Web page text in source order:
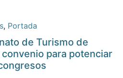
, Portada
de Turismo de
para potenciar